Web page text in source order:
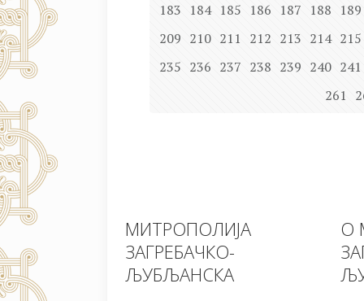
183 184 185 186 187 188 189
209 210 211 212 213 214 215
235 236 237 238 239 240 241
261
МИТРОПОЛИЈА
ЗАГРЕБАЧКО-
ЉУБЉАНСКА
О